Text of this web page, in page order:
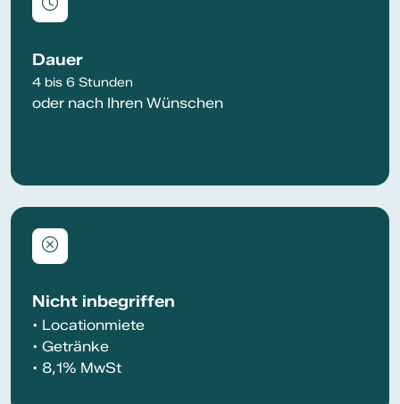
Dauer
4 bis 6 Stunden
oder nach Ihren Wünschen
Nicht inbegriffen
• Locationmiete
• Getränke
• 8,1% MwSt